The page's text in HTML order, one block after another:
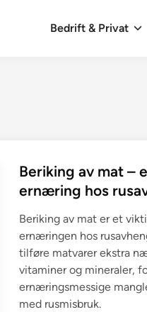
Bedrift & Privat
Beriking av mat –
ernæring hos
Beriking av mat er et
ernæringen hos
tilføre matvarer ekstra
vitaminer og mineraler,
ernæringsmessige
med rusmisbruk.